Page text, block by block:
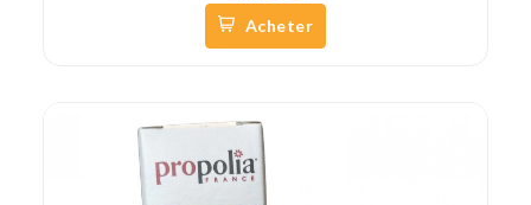
Acheter